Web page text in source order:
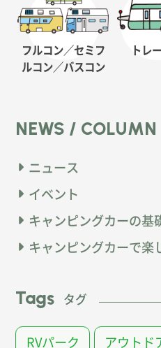
フルコン／セミフ
ルコン／バスコン
トレ
NEWS / COLUMN
ニュース
イベント
キャンピングカーの基
キャンピングカーで楽
Tags タグ
RVパーク アウトド